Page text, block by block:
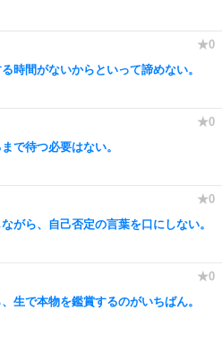
時間がないからといって諦めない。
で待つ必要はない。
がら、自己否定の言葉を口にしない。
生で本物を鑑賞するのがいちばん。